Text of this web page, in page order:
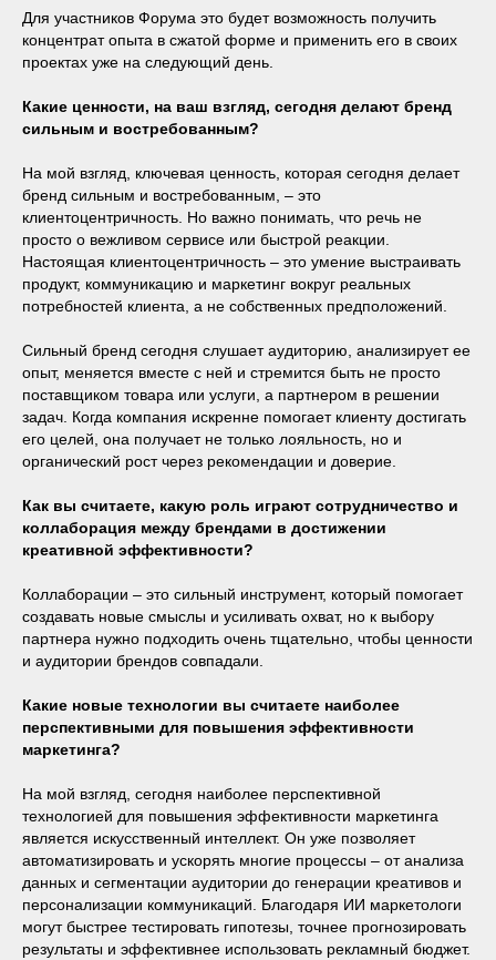
Для участников Форума это будет возможность получить
концентрат опыта в сжатой форме и применить его в своих
проектах уже на следующий день.
Какие ценности, на ваш взгляд, сегодня делают бренд
сильным и востребованным?
На мой взгляд, ключевая ценность, которая сегодня делает
бренд сильным и востребованным, – это
клиентоцентричность. Но важно понимать, что речь не
просто о вежливом сервисе или быстрой реакции.
Настоящая клиентоцентричность – это умение выстраивать
продукт, коммуникацию и маркетинг вокруг реальных
потребностей клиента, а не собственных предположений.
Сильный бренд сегодня слушает аудиторию, анализирует ее
опыт, меняется вместе с ней и стремится быть не просто
поставщиком товара или услуги, а партнером в решении
задач. Когда компания искренне помогает клиенту достигать
его целей, она получает не только лояльность, но и
органический рост через рекомендации и доверие.
Как вы считаете, какую роль играют сотрудничество и
коллаборация между брендами в достижении
креативной эффективности?
Коллаборации – это сильный инструмент, который помогает
создавать новые смыслы и усиливать охват, но к выбору
партнера нужно подходить очень тщательно, чтобы ценности
и аудитории брендов совпадали.
Какие новые технологии вы считаете наиболее
перспективными для повышения эффективности
маркетинга?
На мой взгляд, сегодня наиболее перспективной
технологией для повышения эффективности маркетинга
является искусственный интеллект. Он уже позволяет
автоматизировать и ускорять многие процессы – от анализа
данных и сегментации аудитории до генерации креативов и
персонализации коммуникаций. Благодаря ИИ маркетологи
могут быстрее тестировать гипотезы, точнее прогнозировать
результаты и эффективнее использовать рекламный бюджет.